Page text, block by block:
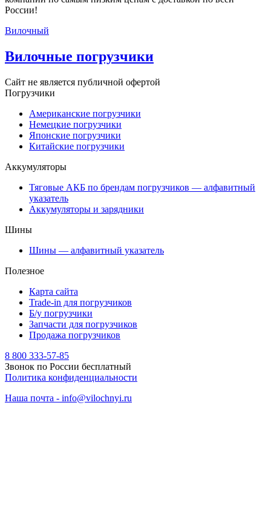
России!
Вилочный
Вилочные погрузчики
Сайт не является публичной офертой
Погрузчики
Американские погрузчики
Немецкие погрузчики
Японские погрузчики
Китайские погрузчики
Аккумуляторы
Тяговые АКБ по брендам погрузчиков — алфавитный
указатель
Аккумуляторы и зарядники
Шины
Шины — алфавитный указатель
Полезное
Карта сайта
Trade-in для погрузчиков
Б/у погрузчики
Запчасти для погрузчиков
Продажа погрузчиков
8 800 333-57-85
Звонок по России бесплатный
Политика конфиденциальности
Наша почта - info@vilochnyi.ru